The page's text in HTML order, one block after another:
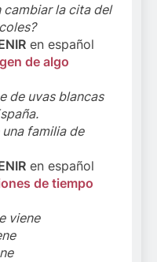
cambiar la cita del
en español
de algo
de uvas blancas
familia de
en español
de tiempo
viene